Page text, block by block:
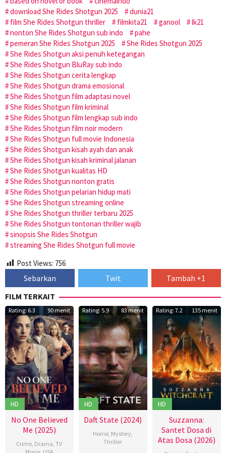
download She Rides Shotgun 2025
dunia21
film She Rides Shotgun thriller
filmkita21 ganool
lk21
nonton She Rides Shotgun sub indo
pahe
pemeran She Rides Shotgun 2025
She Rides Shotgun 2025
She Rides Shotgun aksi penuh ketegangan
She Rides Shotgun BluRay sub indo
She Rides Shotgun cerita lengkap
She Rides Shotgun drama emosional
She Rides Shotgun film adaptasi novel
She Rides Shotgun film kriminal
She Rides Shotgun film lengkap sub indo
She Rides Shotgun film noir modern
She Rides Shotgun full movie Indonesia
She Rides Shotgun kisah ayah dan anak
She Rides Shotgun kisah kriminal jalanan
She Rides Shotgun kualitas HD
She Rides Shotgun nonton gratis
She Rides Shotgun pelarian hidup mati
She Rides Shotgun streaming online
She Rides Shotgun thriller terbaru 2025
She Rides Shotgun tontonan thriller wajib
sinopsis She Rides Shotgun
streaming She Rides Shotgun full movie
Post Views: 756
Sebarkan Twit
Tambah +1
FILM TERKAIT
Rating: 6.3 90 menit
HD
No One Believed
Me (2025)
Crime, Drama,TV
Rating: 5.9 83 menit
HD
Daft State (2024)
Horror, Mystery,
Thriller
Rating: 7.2 135 menit
HD
Suzzanna:
Santet Dosa di
Atas Dosa (2026)